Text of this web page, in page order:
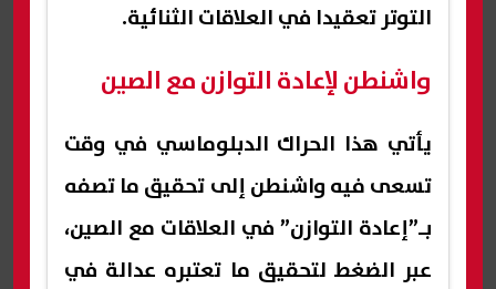
التوتر تعقيدا في العلاقات الثنائية.
واشنطن لإعادة التوازن مع الصين
يأتي هذا الحراك الدبلوماسي في وقت
تسعى فيه واشنطن إلى تحقيق ما تصفه
بـ”إعادة التوازن” في العلاقات مع الصين،
عبر الضغط لتحقيق ما تعتبره عدالة في